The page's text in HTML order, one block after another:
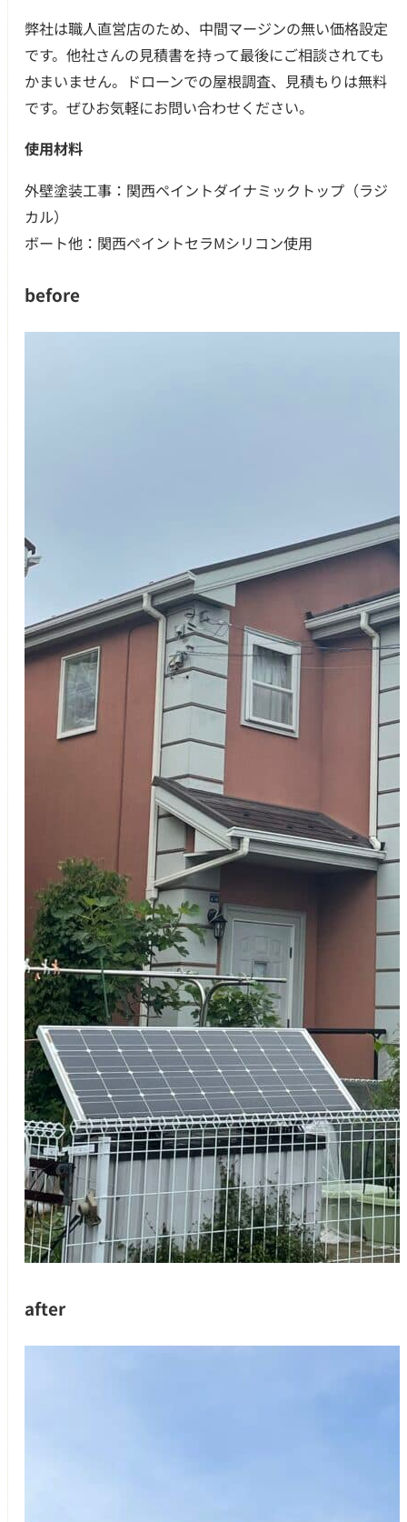
つのお約束
クチコミ
つの無料サービス
施工事例
お客様の声
代表挨拶
ご依頼～施工の流れ
よくあるご質問
施工料金の一例
スタッフブログ
弊社は職人直営店のため、中間マージンの無い価格設定
です。他社さんの見積書を持って最後にご相談されても
かまいません。ドローンでの屋根調査、見積もりは無料
です。ぜひお気軽にお問い合わせください。
使用材料
外壁塗装工事：関西ペイントダイナミックトップ（ラジ
カル）
ボート他：関西ペイントセラMシリコン使用
before
after